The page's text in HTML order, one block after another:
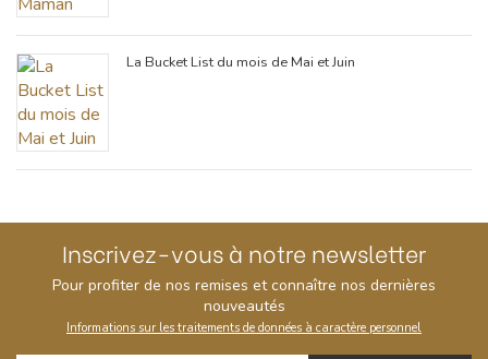
La Bucket List du mois de Mai et Juin
Inscrivez-vous à notre newsletter
Pour profiter de nos remises et connaître nos dernières
nouveautés
Informations sur les traitements de données à caractère personnel